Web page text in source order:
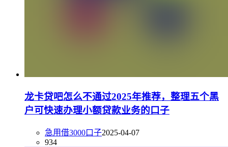
龙卡贷吧怎么不通过2025年推荐，整理五个黑
户可快速办理小额贷款业务的口子
急用借3000口子2025-04-07
934